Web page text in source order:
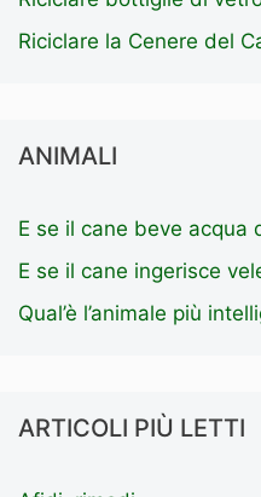
Riciclare la Cenere del
ANIMALI
E se il cane beve acqua
E se il cane ingerisce
Qual’è l’animale più
ARTICOLI PIÙ LETTI